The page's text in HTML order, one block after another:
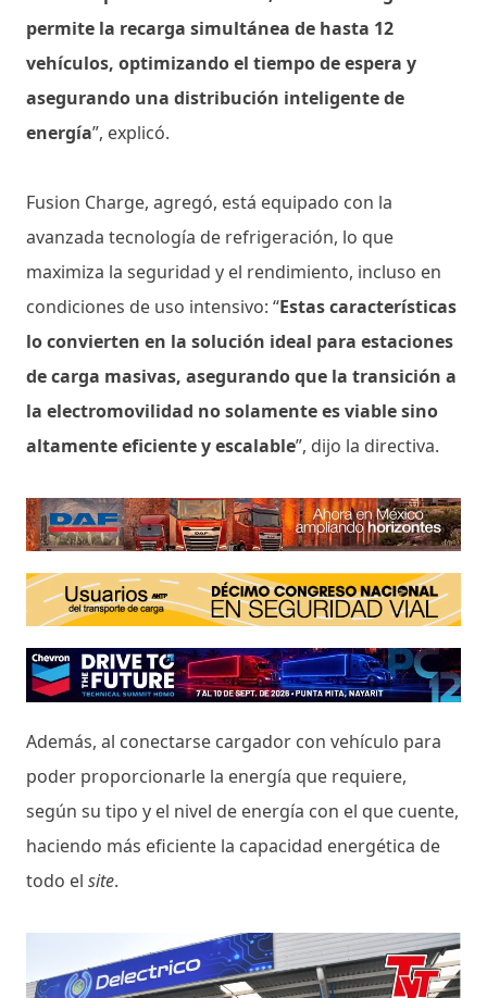
permite la recarga simultánea de hasta 12
vehículos, optimizando el tiempo de espera y
asegurando una distribución inteligente de
energía”, explicó.
Fusion Charge, agregó, está equipado con la
avanzada tecnología de refrigeración, lo que
maximiza la seguridad y el rendimiento, incluso en
condiciones de uso intensivo: “Estas características
lo convierten en la solución ideal para estaciones
de carga masivas, asegurando que la transición a
la electromovilidad no solamente es viable sino
altamente eficiente y escalable”, dijo la directiva.
Además, al conectarse cargador con vehículo para
poder proporcionarle la energía que requiere,
según su tipo y el nivel de energía con el que cuente,
haciendo más eficiente la capacidad energética de
todo el site.